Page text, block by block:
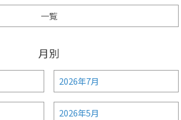
一覧
月別
2026年7月
2026年5月